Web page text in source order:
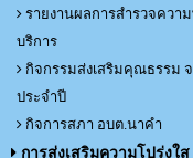
รายงานผลการสำรวจควา
บริการ
กิจกรรมส่งเสริมคุณธรรม
ประจำปี
กิจการสภา อบต.นาคำ
การส่งเสริมความโปร่งใส